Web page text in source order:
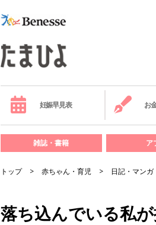
妊娠早見表 お
雑誌・書籍 ア
トップ 赤ちゃん・育児 日記・マンガ
落ち込んでいる私